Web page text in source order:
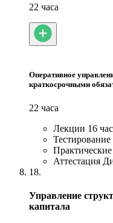
22 часа
Оперативное
краткосрочными
22 часа
Лекции 16
Тестирование
Практические
Аттестация
18.
Управление
капитала